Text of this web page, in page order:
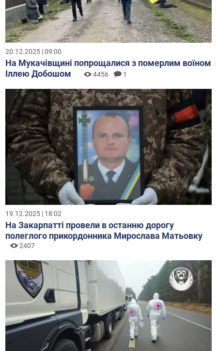
20.12.2025 | 09:00
На Мукачівщині попрощалися з померлим воїном
Іллею Добошом
4456 1
19.12.2025 | 18:02
На Закарпатті провели в останню дорогу
полеглого прикордонника Мирослава Матьовку
2407